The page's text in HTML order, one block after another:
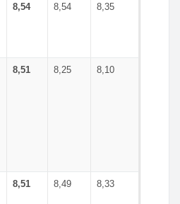
8,54 8,54 8,35
8,51 8,25 8,10
8,51 8,49 8,33